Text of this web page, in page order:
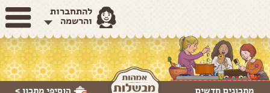
להתחברות
והרשמה
הוסיפי מתכון > מתכונים חדשים